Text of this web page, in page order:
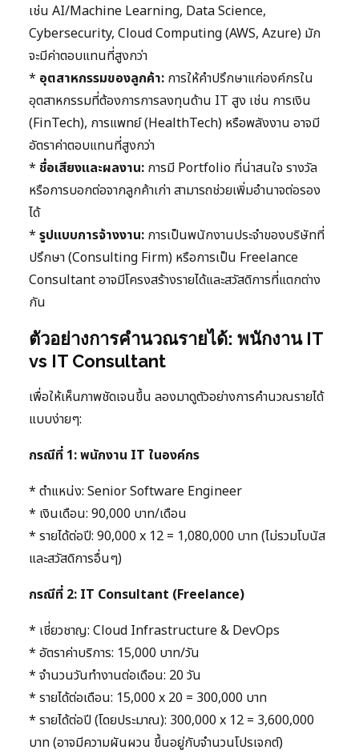
เช่น AI/Machine Learning, Data Science,
Cybersecurity, Cloud Computing (AWS, Azure) มัก
จะมีค่าตอบแทนที่สูงกว่า
* อุตสาหกรรมของลูกค้า: การให้คำปรึกษาแก่องค์กรใน
อุตสาหกรรมที่ต้องการการลงทุนด้าน IT สูง เช่น การเงิน
(FinTech), การแพทย์ (HealthTech) หรือพลังงาน อาจมี
อัตราค่าตอบแทนที่สูงกว่า
* ชื่อเสียงและผลงาน: การมี Portfolio ที่น่าสนใจ รางวัล
หรือการบอกต่อจากลูกค้าเก่า สามารถช่วยเพิ่มอำนาจต่อรอง
ได้
* รูปแบบการจ้างงาน: การเป็นพนักงานประจำของบริษัทที่
ปรึกษา (Consulting Firm) หรือการเป็น Freelance
Consultant อาจมีโครงสร้างรายได้และสวัสดิการที่แตกต่าง
กัน
ตัวอย่างการคำนวณรายได้: พนักงาน IT
vs IT Consultant
เพื่อให้เห็นภาพชัดเจนขึ้น ลองมาดูตัวอย่างการคำนวณรายได้
แบบง่ายๆ:
กรณีที่ 1: พนักงาน IT ในองค์กร
* ตำแหน่ง: Senior Software Engineer
* เงินเดือน: 90,000 บาท/เดือน
* รายได้ต่อปี: 90,000 x 12 = 1,080,000 บาท (ไม่รวมโบนัส
และสวัสดิการอื่นๆ)
กรณีที่ 2: IT Consultant (Freelance)
* เชี่ยวชาญ: Cloud Infrastructure & DevOps
* อัตราค่าบริการ: 15,000 บาท/วัน
* จำนวนวันทำงานต่อเดือน: 20 วัน
* รายได้ต่อเดือน: 15,000 x 20 = 300,000 บาท
* รายได้ต่อปี (โดยประมาณ): 300,000 x 12 = 3,600,000
บาท (อาจมีความผันผวน ขึ้นอยู่กับจำนวนโปรเจกต์)